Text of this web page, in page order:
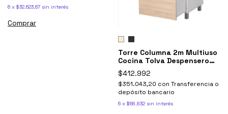
6 x $32.623,67 sin interés
Comprar
Torre Columna 2m Multiuso
Cocina Tolva Despensero
POTENZA Ricchezze
$412.992
$351.043,20 con Transferencia o
depósito bancario
6 x $68.832 sin interés